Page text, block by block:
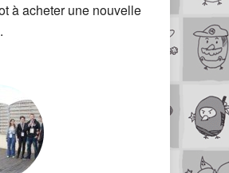
à acheter une nouvelle